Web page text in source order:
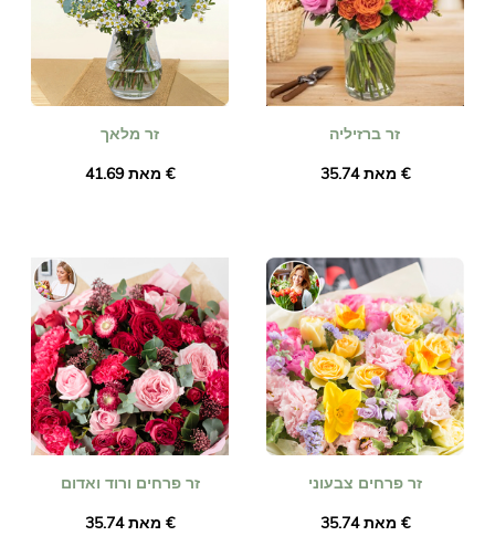
זר מלאך
מאת ‏41.69 €
זר ברזיליה
מאת ‏35.74 €
זר פרחים ורוד ואדום
מאת ‏35.74 €
זר פרחים צבעוני
מאת ‏35.74 €